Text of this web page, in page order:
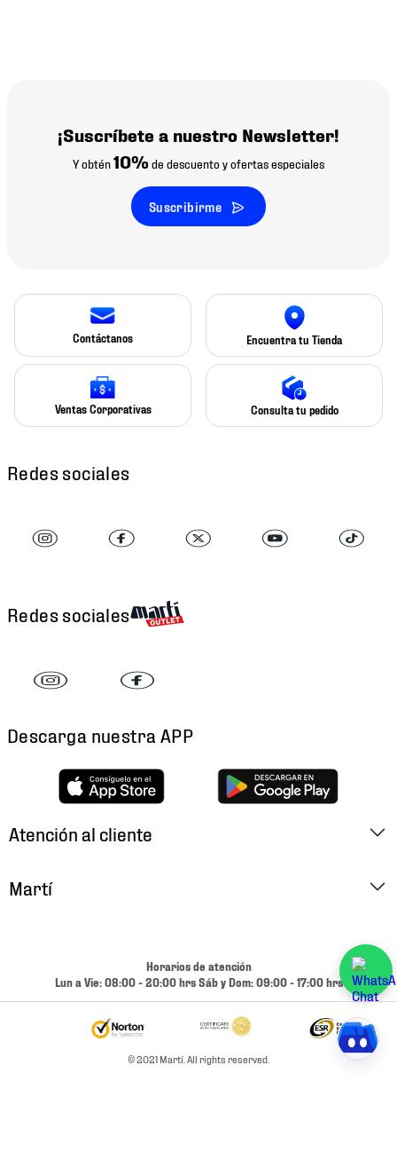
¡Suscríbete a nuestro Newsletter!
Y obtén10% de descuento y ofertas especiales
Suscribirme
Contáctanos Encuentra tu Tienda
Ventas Corporativas Consulta tu pedido
Redes sociales
Redes sociales
Descarga nuestra APP
Atención al cliente
Cambios y Devoluciones
Condiciones de Entrega
Martí
Términos y Condiciones
Horarios de atención
Lun a Vie: 08:00 - 20:00 hrs Sáb y Dom: 09:00 - 17:00 hrs
© 2021 Martí. All rights reserved.